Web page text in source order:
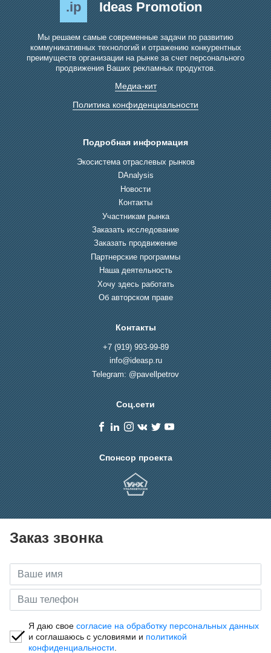
.ip Ideas Promotion
Мы решаем самые современные задачи по развитию
коммуникативных технологий и отражению конкурентных
преимуществ организации на рынке за счет персонального
продвижения Ваших рекламных продуктов.
Медиа-кит
Политика конфиденциальности
Подробная информация
Экосистема отраслевых рынков
DAnalysis
Новости
Контакты
Участникам рынка
Заказать исследование
Заказать продвижение
Партнерские программы
Наша деятельность
Хочу здесь работать
Об авторском праве
Контакты
+7 (919) 993-99-89
info@ideasp.ru
Telegram: @pavellpetrov
Соц.сети
Спонсор проекта
Заказ звонка
Я даю своесогласие на обработку персональных данных
и соглашаюсь с условиями и политикой
конфиденциальности.